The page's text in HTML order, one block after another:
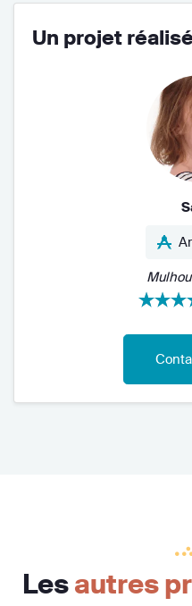
Un projet
Lesautres